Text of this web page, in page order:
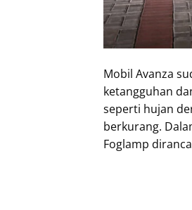
Mobil Avanza
ketangguhan
seperti hujan
berkurang.
Foglamp